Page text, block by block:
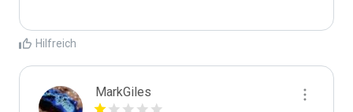
Hilfreich
MarkGiles